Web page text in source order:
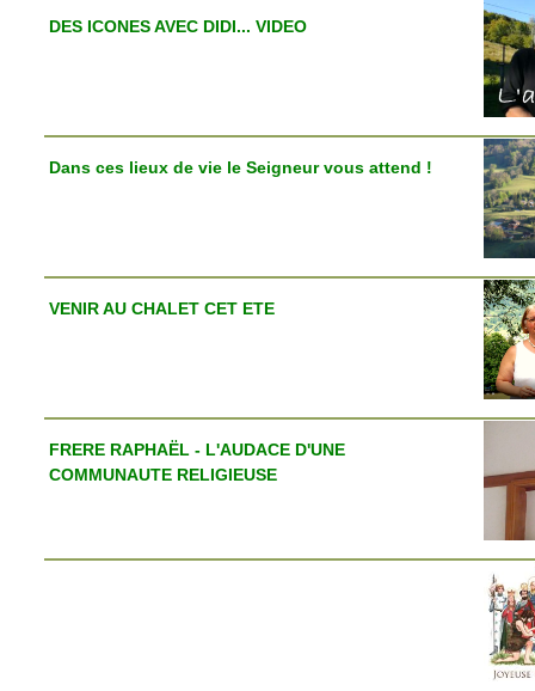
DES ICONES AVEC DIDI... VIDEO
Dans ces lieux de vie le Seigneur vous attend !
VENIR AU CHALET CET ETE
FRERE RAPHAËL - L'AUDACE D'UNE
COMMUNAUTE RELIGIEUSE